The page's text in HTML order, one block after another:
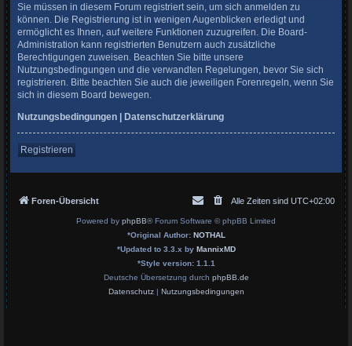
Sie müssen in diesem Forum registriert sein, um sich anmelden zu
können. Die Registrierung ist in wenigen Augenblicken erledigt und
ermöglicht es Ihnen, auf weitere Funktionen zuzugreifen. Die Board-
Administration kann registrierten Benutzern auch zusätzliche
Berechtigungen zuweisen. Beachten Sie bitte unsere
Nutzungsbedingungen und die verwandten Regelungen, bevor Sie sich
registrieren. Bitte beachten Sie auch die jeweiligen Forenregeln, wenn Sie
sich in diesem Board bewegen.
Nutzungsbedingungen | Datenschutzerklärung
Registrieren
Foren-Übersicht Alle Zeiten sind UTC+02:00
Powered by phpBB® Forum Software © phpBB Limited
*Original Author: NOTHAL
*Updated to 3.3.x by MannixMD
*Style version: 1.1.1
Deutsche Übersetzung durch phpBB.de
Datenschutz| Nutzungsbedingungen